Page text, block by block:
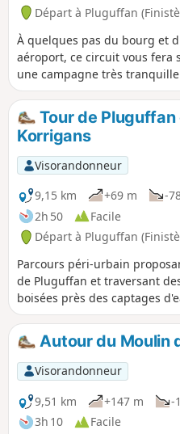
Départ à Pluguffan
À quelques pas du bourg et
aéroport, ce circuit vous fera
une campagne très
nombreux chemins creux
des vallons sauvages.Sur ce
vous pourrez admirer l'Église
Cuffan au bourg ainsi qu'en
campagne, la Chapelle Notre-
Grâces et sa fontaine votive.
Tour de Pluguffan
Korrigans
Visorandonneur
9,15 km
+69 m
-
2h 50
Facile
Départ à Pluguffan
Parcours péri-urbain
de Pluguffan et traversant
boisées près des captages
petit Bois des Korrigans
découvrir un dolmen du
tradition fait fréquemment
la demeure des korrigans,
folklore breton. D’où peut-être
attribué à ce bois ?
Autour du Moulin
Visorandonneur
9,51 km
+147 m
-
3h 10
Facile